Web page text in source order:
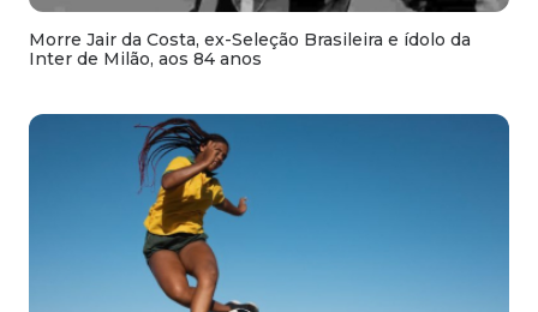
Morre Jair da Costa, ex-Seleção Brasileira e ídolo da
Inter de Milão, aos 84 anos